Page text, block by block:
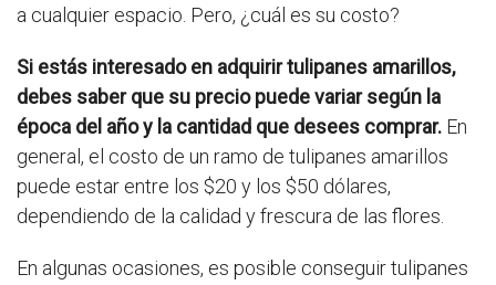
a cualquier espacio. Pero, ¿cuál es su costo?
Si estás interesado en adquirir tulipanes amarillos,
debes saber que su precio puede variar según la
época del año y la cantidad que desees comprar. En
general, el costo de un ramo de tulipanes amarillos
puede estar entre los $20 y los $50 dólares,
dependiendo de la calidad y frescura de las flores.
En algunas ocasiones, es posible conseguir tulipanes